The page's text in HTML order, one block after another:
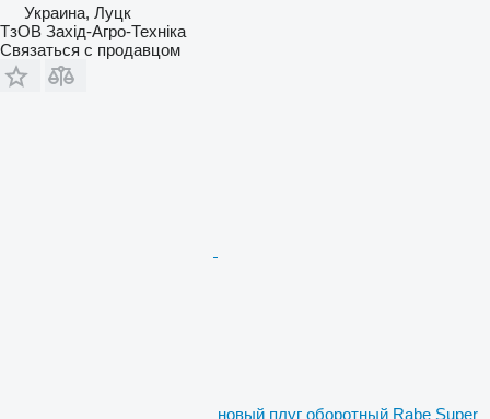
Украина, Луцк
ТзОВ Захід-Агро-Техніка
Связаться с продавцом
новый плуг оборотный Rabe Super